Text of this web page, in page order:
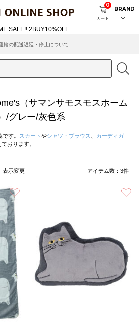
カート
0
BRAND
の配送遅延・停止について
のご案内
（サマンサモスモスホーム
/グレー/灰色系
す。 スカート やシャツ・ブラウス
カーディガ
おります。
表示変更 アイテム数： 3件